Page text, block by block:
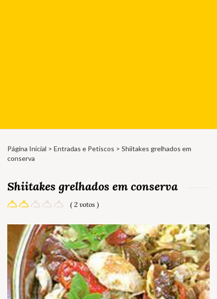
Página Inicial > Entradas e Petiscos > Shiitakes grelhados em
conserva
Shiitakes grelhados em conserva
( 2 votos )